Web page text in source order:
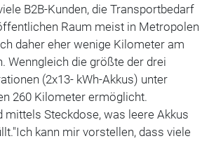
B2B-Kunden, die Transportbedarf
Raum meist in Metropolen
daher eher wenige Kilometer am
Wenngleich die größte der drei
(2x13- kWh-Akkus) unter
260 Kilometer ermöglicht.
mittels Steckdose, was leere Akkus
kann mir vorstellen, dass viele